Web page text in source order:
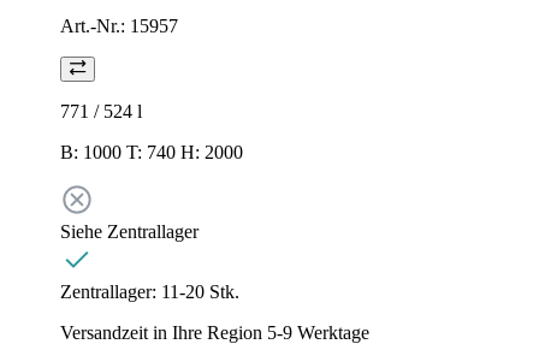
Art.-Nr.: 15957
771 / 524 l
B: 1000 T: 740 H: 2000
Siehe Zentrallager
Zentrallager: 11-20 Stk.
Versandzeit in Ihre Region 5-9 Werktage